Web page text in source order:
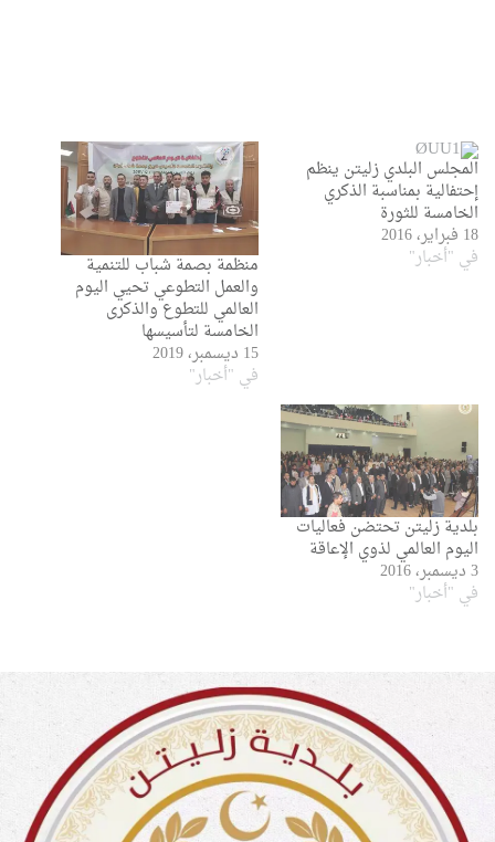
المجلس البلدي زليتن ينظم
إحتفالية بمناسبة الذكري
الخامسة للثورة
18 فبراير، 2016
في "أخبار" منظمة بصمة شباب للتنمية
والعمل التطوعي تحيي اليوم
العالمي للتطوع والذكرى
الخامسة لتأسيسها
15 ديسمبر، 2019
في "أخبار"
بلدية زليتن تحتضن فعاليات
اليوم العالمي لذوي الإعاقة
3 ديسمبر، 2016
في "أخبار"